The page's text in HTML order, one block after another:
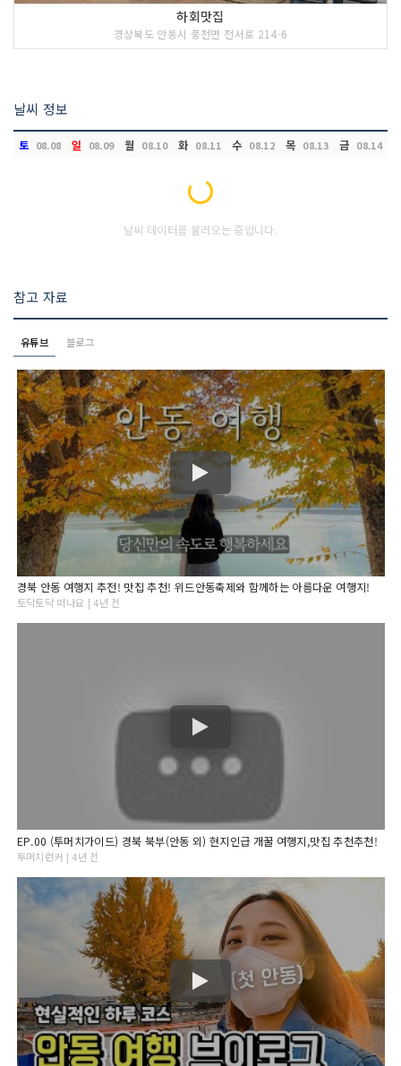
하회맛집
경상북도 안동시 풍천면 전서로 214-6
날씨 정보
토 08.08 일 08.09 월 08.10 화 08.11 수 08.12 목 08.13 금 08.14
Loading...
날씨 데이터를 불러오는 중입니다.
참고 자료
유튜브 블로그
경북 안동 여행지 추전! 맛집 추천! 위드안동축제와 함께하는 아름다운 여행지!
토닥토닥 떠나요 | 4년 전
EP.00 (투머치가이드) 경북 북부(안동 외) 현지인급 개꿀 여행지,맛집 추천추천!
투머치런커 | 4년 전